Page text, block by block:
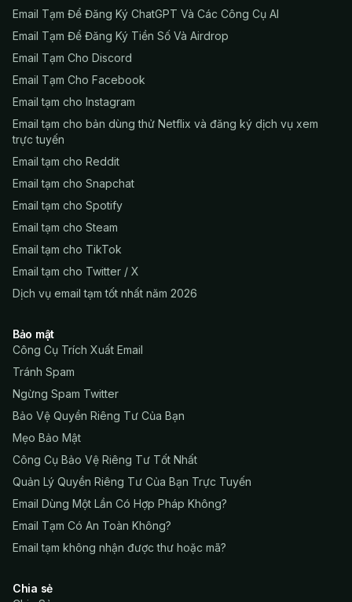
Email Tạm Để Đăng Ký ChatGPT Và Các Công Cụ AI
Email Tạm Để Đăng Ký Tiền Số Và Airdrop
Email Tạm Cho Discord
Email Tạm Cho Facebook
Email tạm cho Instagram
Email tạm cho bản dùng thử Netflix và đăng ký dịch vụ xem
trực tuyến
Email tạm cho Reddit
Email tạm cho Snapchat
Email tạm cho Spotify
Email tạm cho Steam
Email tạm cho TikTok
Email tạm cho Twitter / X
Dịch vụ email tạm tốt nhất năm 2026
Bảo mật
Công Cụ Trích Xuất Email
Tránh Spam
Ngừng Spam Twitter
Bảo Vệ Quyền Riêng Tư Của Bạn
Mẹo Bảo Mật
Công Cụ Bảo Vệ Riêng Tư Tốt Nhất
Quản Lý Quyền Riêng Tư Của Bạn Trực Tuyến
Email Dùng Một Lần Có Hợp Pháp Không?
Email Tạm Có An Toàn Không?
Email tạm không nhận được thư hoặc mã?
Chia sẻ